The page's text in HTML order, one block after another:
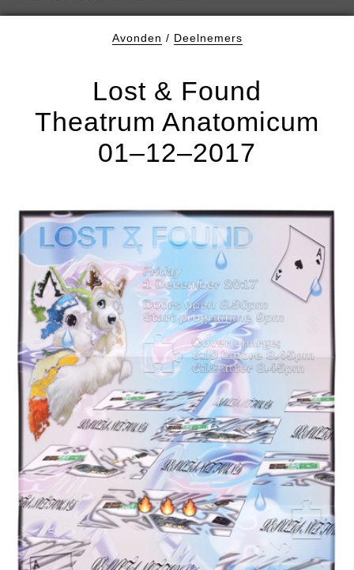
Avonden / Deelnemers
Lost & Found
Theatrum Anatomicum
01–12–2017